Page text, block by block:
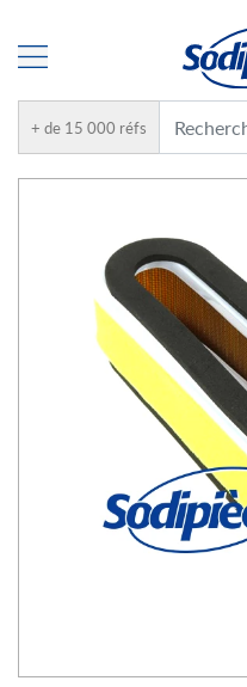
+ de 15 000 réfs